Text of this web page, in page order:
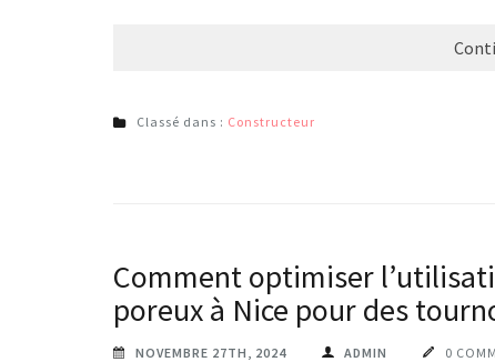
Classé dans : Constructeur
Comment optimiser
poreux à Nice pour des
NOVEMBRE 27TH, 2024 ADMIN 0